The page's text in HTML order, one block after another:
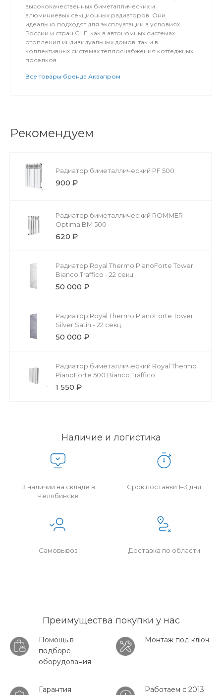
высококачественных биметаллических и
алюминиевых секционных радиаторов. Они
идеально подходят для эксплуатации в условиях
России и стран СНГ, как в автономных системах
отопления индивидуальных домов, так и в
коллективных системах теплоснабжения коттеджных
поселков.
Все товары бренда Аквапром
Рекомендуем
Радиатор биметаллический PF 500
900 ₽
Радиатор биметаллический ROMMER
Optima BM 500
620 ₽
Радиатор Royal Thermo PianoForte Tower
Bianco Traffico - 22 секц.
50 000 ₽
Радиатор Royal Thermo PianoForte Tower
Silver Satin - 22 секц.
50 000 ₽
Радиатор биметаллический Royal Thermo
PianoForte 500 Bianco Traffico
1 550 ₽
Наличие и логистика
В наличии на складе в
Челябинске
Срок поставки 1–3 дня
Самовывоз Доставка по области
Преимущества покупки у нас
Помощь в
подборе
оборудования
Монтаж под ключ
Гарантия
Работаем с 2013